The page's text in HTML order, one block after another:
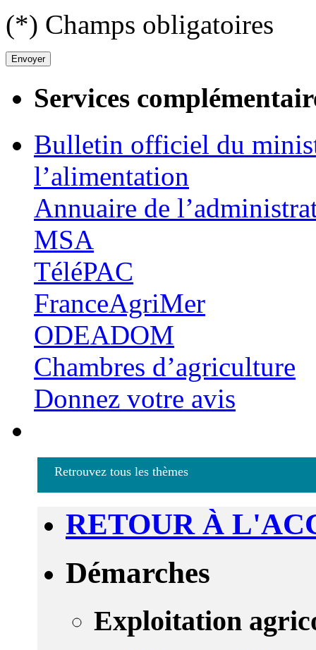
(*) Champs obligatoires
Services
Bulletin officiel du
l’alimentation
Annuaire de
MSA
TéléPAC
FranceAgriMer
ODEADOM
Chambres d’agriculture
Donnez votre avis
Retrouvez tous les thèmes
RETOUR À
Démarches
Exploitation